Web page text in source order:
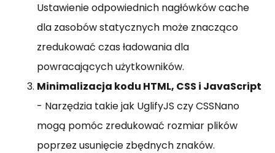
Ustawienie odpowiednich nagłówków cache
dla zasobów statycznych może znacząco
zredukować czas ładowania dla
powracających użytkowników.
Minimalizacja kodu HTML, CSS i JavaScript
- Narzędzia takie jak UglifyJS czy CSSNano
mogą pomóc zredukować rozmiar plików
poprzez usunięcie zbędnych znaków.